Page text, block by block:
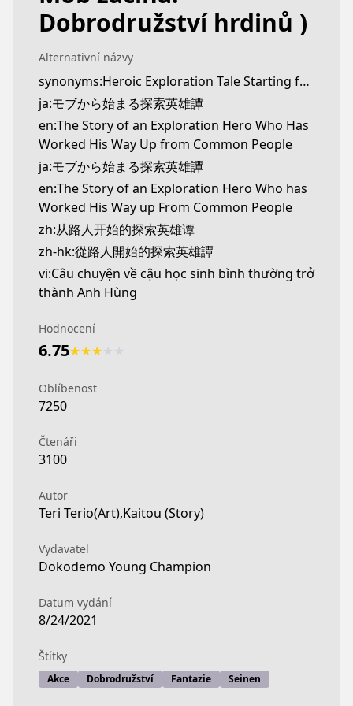
Kitsu
https://kitsu.app/manga/69397
MangaUpdates
MangaUpdates
https://www.mangaupdates.com/
novelUpdates
novelUpdates
https://www.novelupdates.com/series/heroic-
Book☆Walker
Book☆Walker
https://bookwalker.jp/series/336783/list
Dobrodružství hrdinů )
Alternativní názvy
synonyms:Heroic Exploration Tale Starting from Mob
ja:モブから始まる探索英雄譚
en:The Story of an Exploration Hero Who Has
Worked His Way Up from Common People
ja:モブから始まる探索英雄譚
en:The Story of an Exploration Hero Who has
Worked His Way up From Common People
zh:从路人开始的探索英雄谭
zh-hk:從路人開始的探索英雄譚
vi:Câu chuyện về cậu học sinh bình thường trở
thành Anh Hùng
Hodnocení
6.75★★★
Oblíbenost
7250
Čtenáři
3100
Autor
Teri Terio(Art),Kaitou (Story)
Vydavatel
Dokodemo Young Champion
Datum vydání
8/24/2021
Štítky
Akce Dobrodružství Fantazie Seinen